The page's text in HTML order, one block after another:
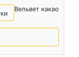
Вельвет какао